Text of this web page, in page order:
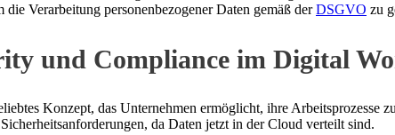
Verarbeitung personenbezogener Daten gemäß derDSGVO zu
und Compliance im Digital
Konzept, das Unternehmen ermöglicht, ihre
da Daten jetzt in der Cloud verteilt sind.